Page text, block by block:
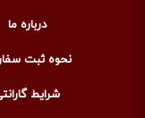
درباره ما
نحوه ثبت
شرایط